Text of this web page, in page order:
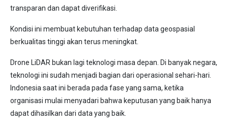
transparan dan dapat diverifikasi.
Kondisi ini membuat kebutuhan terhadap data geospasial
berkualitas tinggi akan terus meningkat.
Drone LiDAR bukan lagi teknologi masa depan. Di banyak negara,
teknologi ini sudah menjadi bagian dari operasional sehari-hari.
Indonesia saat ini berada pada fase yang sama, ketika
organisasi mulai menyadari bahwa keputusan yang baik hanya
dapat dihasilkan dari data yang baik.